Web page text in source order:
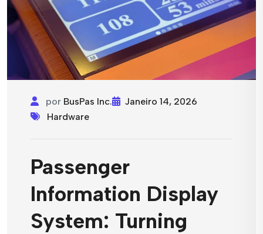
por BusPas Inc.
Janeiro 14, 2026
Hardware
Passenger
Information Display
System: Turning